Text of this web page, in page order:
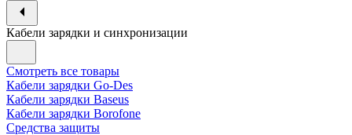
Кабели зарядки и синхронизации
Смотреть все товары
Кабели зарядки Go-Des
Кабели зарядки Baseus
Кабели зарядки Borofone
Средства защиты